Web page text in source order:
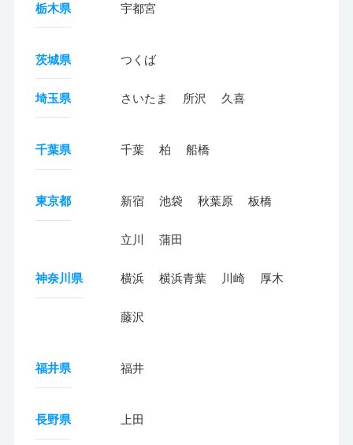
栃木県 宇都宮
茨城県 つくば
埼玉県 さいたま 所沢 久喜
千葉県 千葉 柏 船橋
東京都 新宿 池袋 秋葉原 板橋
立川 蒲田
神奈川県 横浜 横浜青葉 川崎 厚木
藤沢
福井県 福井
長野県 上田